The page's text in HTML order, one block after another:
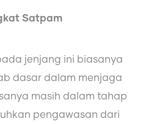
Satpam
jenjang ini biasanya
dasar dalam menjaga
masih dalam tahap
pengawasan dari